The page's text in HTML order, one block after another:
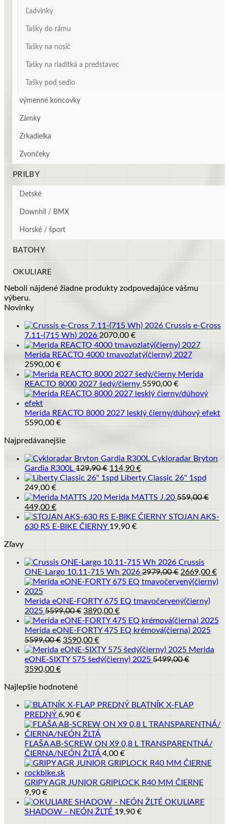
Ľadvinky
Tašky do rámu
Tašky na nosič
Tašky na riaditká a predstavec
Tašky pod sedlo
výmenné koncovky
Zámky
Zrkadielka
Zvončeky
PRILBY
Detské
Downhil / BMX
Horské / šport
BATOHY
OKULIARE
Neboli nájdené žiadne produkty zodpovedajúce vášmu
výberu.
Novinky
Crussis e-Cross
7.11-(715 Wh) 2026 2070,00 €
Merida REACTO 4000 tmavozlatý(čierny) 2027
2590,00 €
Merida
REACTO 8000 2027 šedý/čierny 5590,00 €
Merida REACTO 8000 2027 lesklý čierny/dúhový efekt
5590,00 €
Najpredávanejšie
Cykloradar Bryton
Gardia R300L 129,90€ Pôvodná
cena
129,90 €.
114,90 €Aktuálna
cena
114,90 €.
Liberty Classic 26" 1spd
249,00 €
Merida MATTS J.20 559,00€
Pôvodná
cena
bola:
449,00 €Aktuálna
cena
je:
STOJAN AKS-
630 RS E-BIKE ČIERNY 19,90 €
Zľavy
Crussis
ONE-Largo 10.11-715 Wh 2026 2979,00€ Pôvodná
cena
2979,00 €.
2669,00 €
Merida eONE-FORTY 675 EQ tmavočervený(čierny)
2025 5599,00€ Pôvodná
cena
bola:
5599,00 €.
3890,00 €Aktuálna
cena
je:
Merida eONE-FORTY 475 EQ krémová(čierna) 2025
5599,00€ Pôvodná
cena
bola:
3590,00 €Aktuálna
cena
je:
Merida
eONE-SIXTY 575 šedý(čierny) 2025 5499,00€
Pôvodná
bola:
3590,00 €Aktuálna
je:
Najlepšie hodnotené
BLATNÍK X-FLAP
PREDNÝ 6,90 €
FĽAŠA AB-SCREW ON X9 0,8 L TRANSPARENTNÁ/
ČIERNA/NEÓN ŽLTÁ 4,00 €
GRIPY AGR JUNIOR GRIPLOCK R40 MM ČIERNE
9,90 €
OKULIARE
SHADOW - NEÓN ŽLTÉ 19,90 €